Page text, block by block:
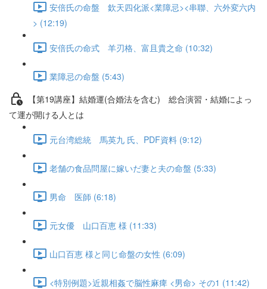
安倍氏の命盤 欽天四化派<業障忌><串聯、六外変六内
> (12:19)
安倍氏の命式 羊刃格、富且貴之命 (10:32)
業障忌の命盤 (5:43)
【第19講座】結婚運(合婚法を含む) 総合演習・結婚によっ
て運が開ける人とは
元台湾総統 馬英九 氏、PDF資料 (9:12)
老舗の食品問屋に嫁いだ妻と夫の命盤 (5:33)
男命 医師 (6:18)
元女優 山口百恵 様 (11:33)
山口百恵 様と同じ命盤の女性 (6:09)
<特別例題>近親相姦で脳性麻痺 <男命> その1 (11:42)